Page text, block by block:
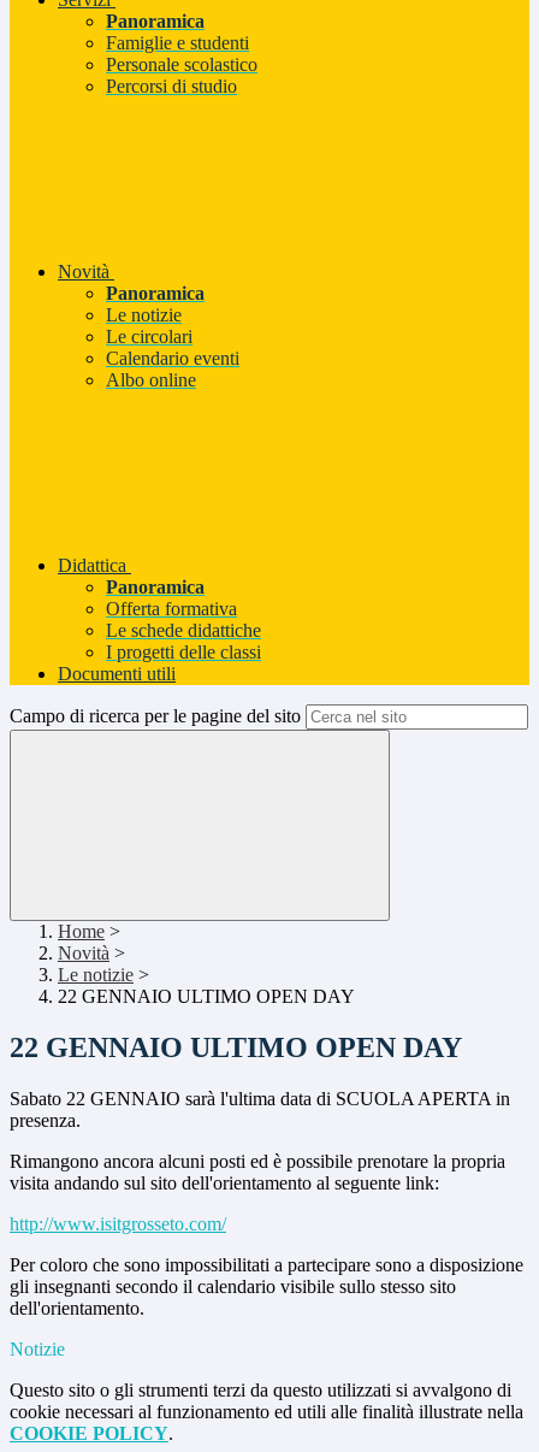
Panoramica
Famiglie e studenti
Personale scolastico
Percorsi di studio
Novità
Panoramica
Le notizie
Le circolari
Calendario eventi
Albo online
Didattica
Panoramica
Offerta formativa
Le schede didattiche
I progetti delle classi
Documenti utili
Campo di ricerca per le pagine del sito
Home >
Novità >
Le notizie >
22 GENNAIO ULTIMO OPEN DAY
22 GENNAIO ULTIMO OPEN DAY
Sabato 22 GENNAIO sarà l'ultima data di SCUOLA APERTA in
presenza.
Rimangono ancora alcuni posti ed è possibile prenotare la propria
visita andando sul sito dell'orientamento al seguente link:
http://www.isitgrosseto.com/
Per coloro che sono impossibilitati a partecipare sono a disposizione
gli insegnanti secondo il calendario visibile sullo stesso sito
dell'orientamento.
Notizie
Questo sito o gli strumenti terzi da questo utilizzati si avvalgono di
cookie necessari al funzionamento ed utili alle finalità illustrate nella
COOKIE POLICY.